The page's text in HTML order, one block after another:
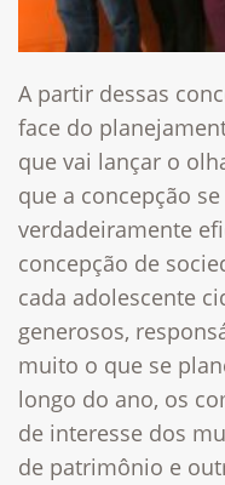
A partir dessas
face do
que vai lançar o
que a concepção
verdadeiramente
concepção de
cada adolescente
generosos,
muito o que se
longo do ano, os
de interesse dos
de patrimônio e